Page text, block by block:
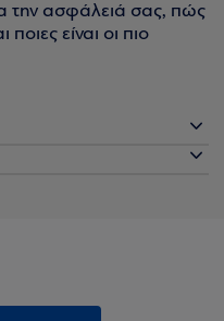
την ασφάλειά σας, πώς
είναι οι πιο